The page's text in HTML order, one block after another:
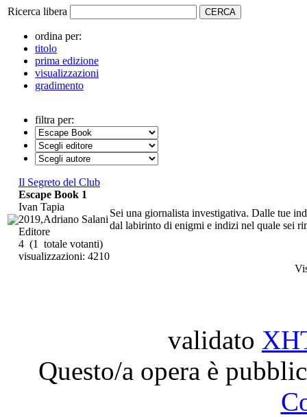
Ricerca libera
ordina per:
titolo
prima edizione
visualizzazioni
gradimento
filtra per:
Il Segreto del Club
Sei una giornalista investigativa. Dalle tue
dal labirinto di enigmi e indizi nel quale sei
Escape Book 1
Ivan Tapia
2019,Adriano Salani
Editore
4 (1 totale votanti)
visualizzazioni: 4210
validato
Questo/a opera è